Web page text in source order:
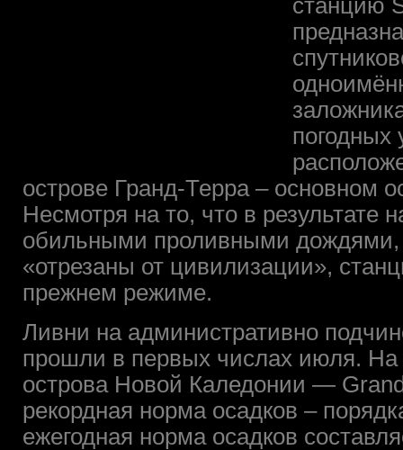
станцию
погодных
острове Гранд-Терра – основном
Несмотря на то, что в результате
обильными проливными
«отрезаны от цивилизации»,
прежнем режиме.
Ливни на административно
прошли в первых числах июля. На
острова Новой Каледонии —
рекордная норма осадков –
ежегодная норма осадков